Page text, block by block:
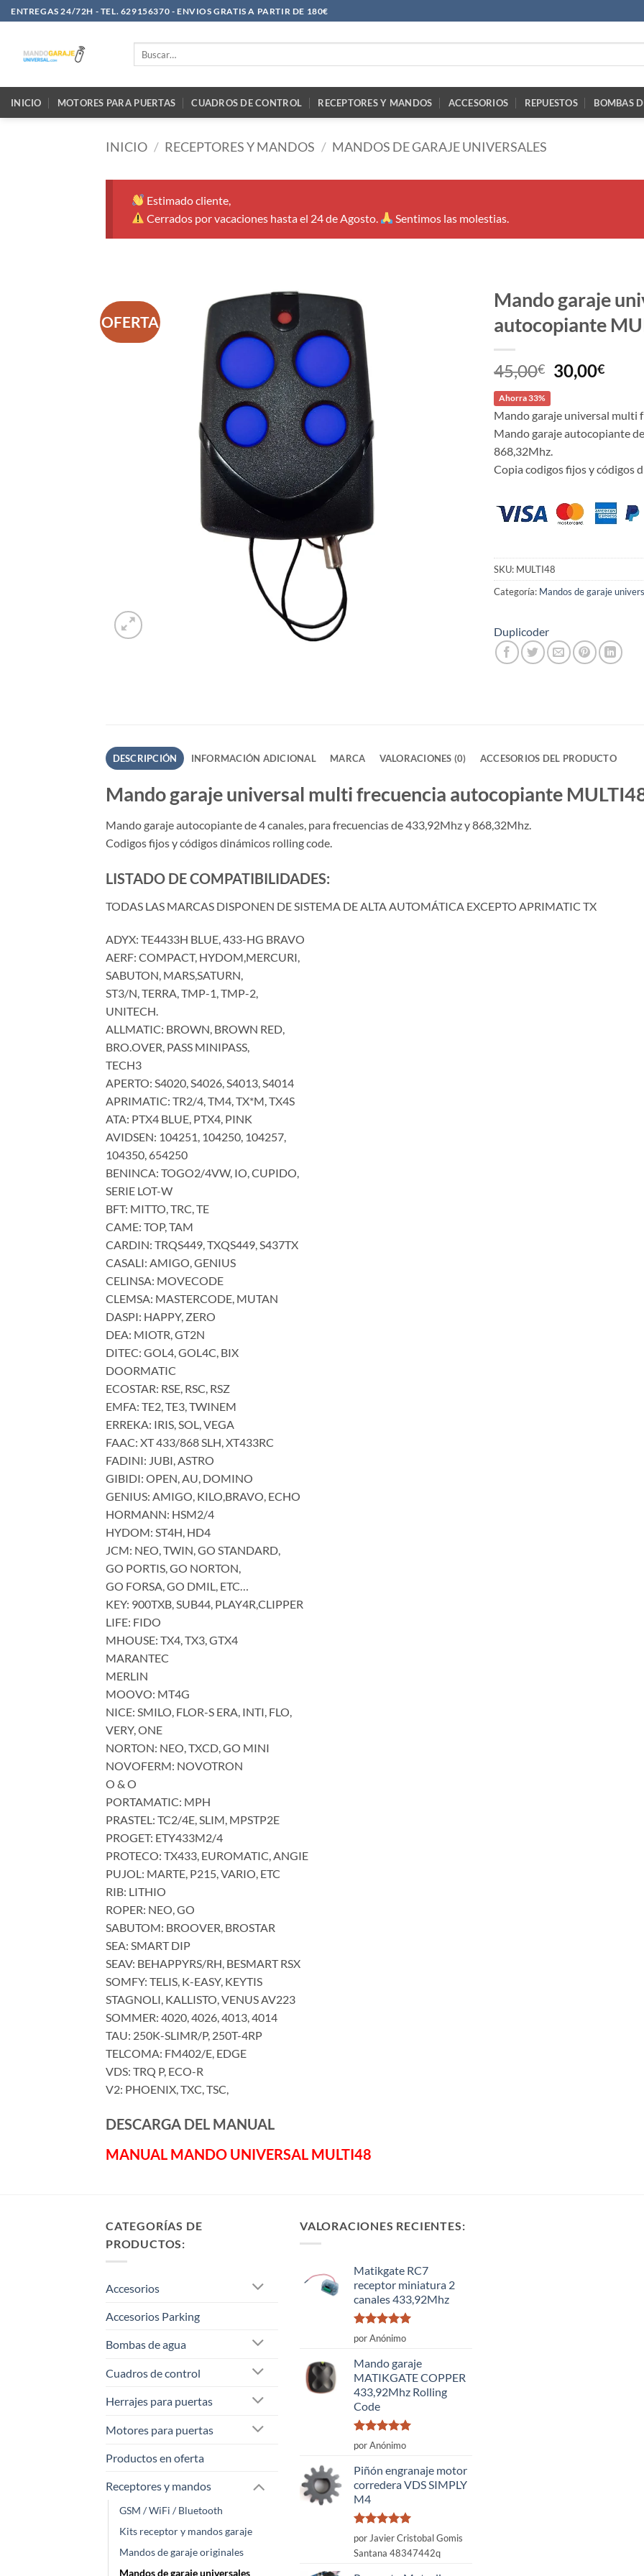
Saltar
al
ENTREGAS 24/72H - TEL. 629156370 - ENVIOS GRATIS A PARTIR DE 180€
INICIO MOTORES PARA PUERTAS CUADROS DE CONTROL RECEPTORES Y MANDOS ACCESORIOS REPUESTOS BOMBAS
INICIO / RECEPTORES Y MANDOS / MANDOS DE GARAJE UNIVERSALES
Estimado cliente,
Cerrados por vacaciones hasta el 24 de Agosto.
Sentimos las molestias.
OFERTA
Mando garaje
autocopiante
45,00€ El
precio
era:
45,00€.
30,00€El
es:
Ahorra 33%
Mando garaje universal multi
Mando garaje autocopiante
868,32Mhz.
Copia codigos fijos y códigos
SKU: MULTI48
Categoría: Mandos de garaje
Duplicoder
DESCRIPCIÓN INFORMACIÓN ADICIONAL MARCA VALORACIONES (0) ACCESORIOS DEL PRODUCTO
Mando garaje universal multi frecuencia autocopiante
Mando garaje autocopiante de 4 canales, para frecuencias de 433,92Mhz y 868,32Mhz.
Codigos fijos y códigos dinámicos rolling code.
LISTADO DE COMPATIBILIDADES:
TODAS LAS MARCAS DISPONEN DE SISTEMA DE ALTA AUTOMÁTICA EXCEPTO APRIMATIC TX
ADYX: TE4433H BLUE, 433-HG BRAVO
AERF: COMPACT, HYDOM,MERCURI,
SABUTON, MARS,SATURN,
ST3/N, TERRA, TMP-1, TMP-2,
UNITECH.
ALLMATIC: BROWN, BROWN RED,
BRO.OVER, PASS MINIPASS,
TECH3
APERTO: S4020, S4026, S4013, S4014
APRIMATIC: TR2/4, TM4, TX*M, TX4S
ATA: PTX4 BLUE, PTX4, PINK
AVIDSEN: 104251, 104250, 104257,
104350, 654250
BENINCA: TOGO2/4VW, IO, CUPIDO,
SERIE LOT-W
BFT: MITTO, TRC, TE
CAME: TOP, TAM
CARDIN: TRQS449, TXQS449, S437TX
CASALI: AMIGO, GENIUS
CELINSA: MOVECODE
CLEMSA: MASTERCODE, MUTAN
DASPI: HAPPY, ZERO
DEA: MIOTR, GT2N
DITEC: GOL4, GOL4C, BIX
DOORMATIC
ECOSTAR: RSE, RSC, RSZ
EMFA: TE2, TE3, TWINEM
ERREKA: IRIS, SOL, VEGA
FAAC: XT 433/868 SLH, XT433RC
FADINI: JUBI, ASTRO
GIBIDI: OPEN, AU, DOMINO
GENIUS: AMIGO, KILO,BRAVO, ECHO
HORMANN: HSM2/4
HYDOM: ST4H, HD4
JCM: NEO, TWIN, GO STANDARD,
GO PORTIS, GO NORTON,
GO FORSA, GO DMIL, ETC…
KEY: 900TXB, SUB44, PLAY4R,CLIPPER
LIFE: FIDO
MHOUSE: TX4, TX3, GTX4
MARANTEC
MERLIN
MOOVO: MT4G
NICE: SMILO, FLOR-S ERA, INTI, FLO,
VERY, ONE
NORTON: NEO, TXCD, GO MINI
NOVOFERM: NOVOTRON
O & O
PORTAMATIC: MPH
PRASTEL: TC2/4E, SLIM, MPSTP2E
PROGET: ETY433M2/4
PROTECO: TX433, EUROMATIC, ANGIE
PUJOL: MARTE, P215, VARIO, ETC
RIB: LITHIO
ROPER: NEO, GO
SABUTOM: BROOVER, BROSTAR
SEA: SMART DIP
SEAV: BEHAPPYRS/RH, BESMART RSX
SOMFY: TELIS, K-EASY, KEYTIS
STAGNOLI, KALLISTO, VENUS AV223
SOMMER: 4020, 4026, 4013, 4014
TAU: 250K-SLIMR/P, 250T-4RP
TELCOMA: FM402/E, EDGE
VDS: TRQ P, ECO-R
V2: PHOENIX, TXC, TSC,
DESCARGA DEL MANUAL
MANUAL MANDO UNIVERSAL MULTI48
CATEGORÍAS DE
PRODUCTOS:
Accesorios
Accesorios Parking
Bombas de agua
Cuadros de control
Herrajes para puertas
Motores para puertas
Productos en oferta
Receptores y mandos
GSM / WiFi / Bluetooth
Kits receptor y mandos garaje
Mandos de garaje originales
Mandos de garaje universales
VALORACIONES RECIENTES:
Matikgate RC7
receptor miniatura 2
canales 433,92Mhz
Valorado
con
por Anónimo
Mando garaje
MATIKGATE COPPER
433,92Mhz Rolling
Code
Valorado
con
por Anónimo
Piñón engranaje motor
corredera VDS SIMPLY
M4
Valorado
con
por Javier Cristobal Gomis
Santana 48347442q